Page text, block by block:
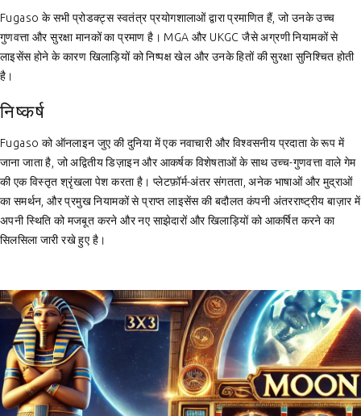
Fugaso के सभी प्रोडक्ट्स स्वतंत्र प्रयोगशालाओं द्वारा प्रमाणित हैं, जो उनके उच्च
गुणवत्ता और सुरक्षा मानकों का प्रमाण है। MGA और UKGC जैसे अग्रणी नियामकों से
लाइसेंस होने के कारण खिलाड़ियों को निष्पक्ष खेल और उनके हितों की सुरक्षा सुनिश्चित होती
है।
निष्कर्ष
Fugaso को ऑनलाइन जुए की दुनिया में एक नवाचारी और विश्वसनीय प्रदाता के रूप में
जाना जाता है, जो अद्वितीय डिज़ाइन और आकर्षक विशेषताओं के साथ उच्च-गुणवत्ता वाले गेम
की एक विस्तृत श्रृंखला पेश करता है। प्लेटफ़ॉर्म-अंतर संगतता, अनेक भाषाओं और मुद्राओं
का समर्थन, और प्रमुख नियामकों से प्राप्त लाइसेंस की बदौलत कंपनी अंतरराष्ट्रीय बाज़ार में
अपनी स्थिति को मजबूत करने और नए साझेदारों और खिलाड़ियों को आकर्षित करने का
सिलसिला जारी रखे हुए है।